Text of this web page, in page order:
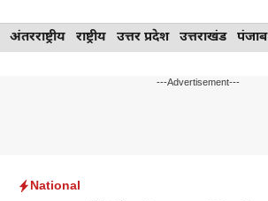
Skip
to
अंतरराष्ट्रीय राष्ट्रीय उत्तर प्रदेश उत्तराखंड पंजाब
---Advertisement---
National